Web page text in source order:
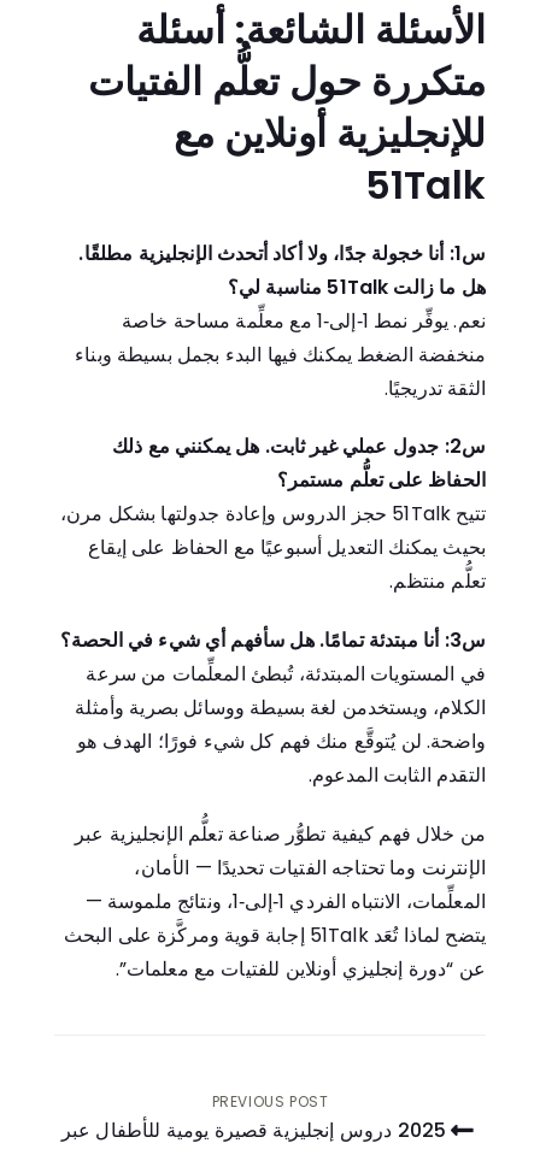
الأسئلة الشائعة: أسئلة
متكررة حول تعلُّم الفتيات
للإنجليزية أونلاين مع
51Talk
س1: أنا خجولة جدًا، ولا أكاد أتحدث الإنجليزية مطلقًا.
هل ما زالت 51Talk مناسبة لي؟
نعم. يوفِّر نمط 1‑إلى‑1 مع معلِّمة مساحة خاصة
منخفضة الضغط يمكنك فيها البدء بجمل بسيطة وبناء
الثقة تدريجيًا.
س2: جدول عملي غير ثابت. هل يمكنني مع ذلك
الحفاظ على تعلُّم مستمر؟
تتيح 51Talk حجز الدروس وإعادة جدولتها بشكل مرن،
بحيث يمكنك التعديل أسبوعيًا مع الحفاظ على إيقاع
تعلُّم منتظم.
س3: أنا مبتدئة تمامًا. هل سأفهم أي شيء في الحصة؟
في المستويات المبتدئة، تُبطئ المعلِّمات من سرعة
الكلام، ويستخدمن لغة بسيطة ووسائل بصرية وأمثلة
واضحة. لن يُتوقَّع منك فهم كل شيء فورًا؛ الهدف هو
التقدم الثابت المدعوم.
من خلال فهم كيفية تطوُّر صناعة تعلُّم الإنجليزية عبر
الإنترنت وما تحتاجه الفتيات تحديدًا — الأمان،
المعلِّمات، الانتباه الفردي 1‑إلى‑1، ونتائج ملموسة —
يتضح لماذا تُعَد 51Talk إجابة قوية ومركَّزة على البحث
عن “دورة إنجليزي أونلاين للفتيات مع معلمات”.
PREVIOUS POST
2025 دروس إنجليزية قصيرة يومية للأطفال عبر